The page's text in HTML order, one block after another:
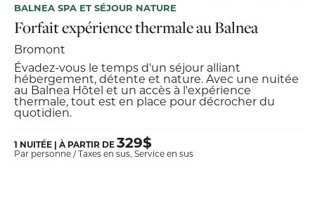
BALNEA SPA ET SÉJOUR NATURE
Forfait expérience thermale au Balnea
Bromont
Évadez-vous le temps d'un séjour alliant
hébergement, détente et nature. Avec une nuitée
au Balnea Hôtel et un accès à l'expérience
thermale, tout est en place pour décrocher du
quotidien.
1 NUITÉE | À PARTIR DE329$
Par personne / Taxes en sus, Service en sus